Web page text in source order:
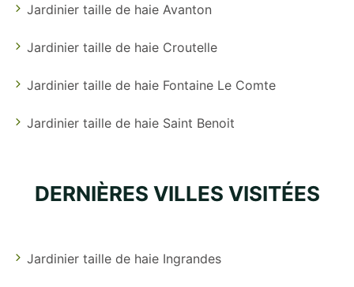
Jardinier taille de haie Avanton
Jardinier taille de haie Croutelle
Jardinier taille de haie Fontaine Le Comte
Jardinier taille de haie Saint Benoit
DERNIÈRES VILLES VISITÉES
Jardinier taille de haie Ingrandes